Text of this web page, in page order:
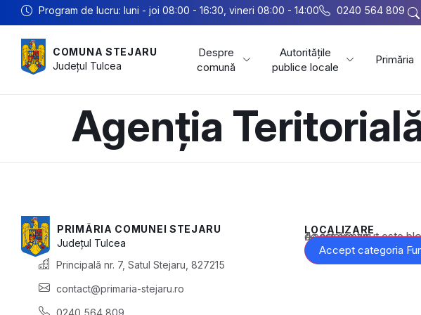
Program de lucru: luni - joi 08:00 - 16:30, vineri 08:00 - 14:00 0240 564 809
COMUNA STEJARU
Județul Tulcea
Despre
comună
Autoritățile
publice locale
Primăria
Agenția
PRIMĂRIA COMUNEI STEJARU
Județul Tulcea
Principală nr. 7, Satul Stejaru, 827215
contact@primaria-stejaru.ro
0240 564 809
LOCALIZARE
Acest conținut este blocat până când acceptați categoria corespunzătoare de cookie-uri.
Accept categoria